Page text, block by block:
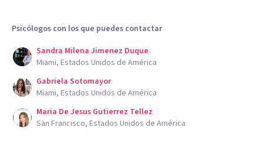
Psicólogos con los que puedes contactar
Sandra Milena Jimenez Duque
Miami, Estados Unidos de América
Gabriela Sotomayor
Miami, Estados Unidos de América
Maria De Jesus Gutierrez Tellez
San Francisco, Estados Unidos de América